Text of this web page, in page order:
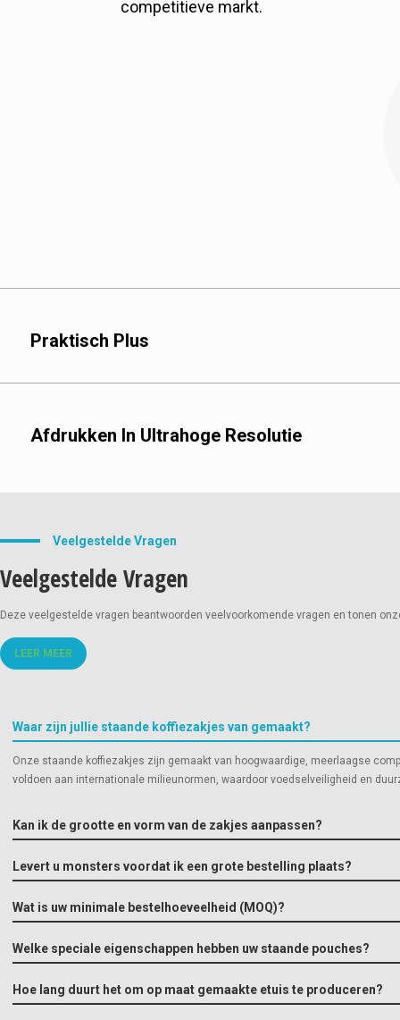
competitieve markt.
Praktisch Plus
Afdrukken In Ultrahoge Resolutie
Diepdruk:
Veelgestelde Vragen
Veelgestelde Vragen
Deze veelgestelde vragen beantwoorden veelvoorkomende vragen en tonen
LEER MEER
Waar zijn jullie staande koffiezakjes van gemaakt?
Onze staande koffiezakjes zijn gemaakt van hoogwaardige, meerlaagse
voldoen aan internationale milieunormen, waardoor voedselveiligheid en
Kan ik de grootte en vorm van de zakjes aanpassen?
Levert u monsters voordat ik een grote bestelling plaats?
Wat is uw minimale bestelhoeveelheid (MOQ)?
Welke speciale eigenschappen hebben uw staande pouches?
Hoe lang duurt het om op maat gemaakte etuis te produceren?